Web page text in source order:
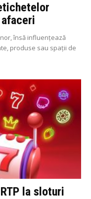
însă influențează
produse sau spații de
la sloturi